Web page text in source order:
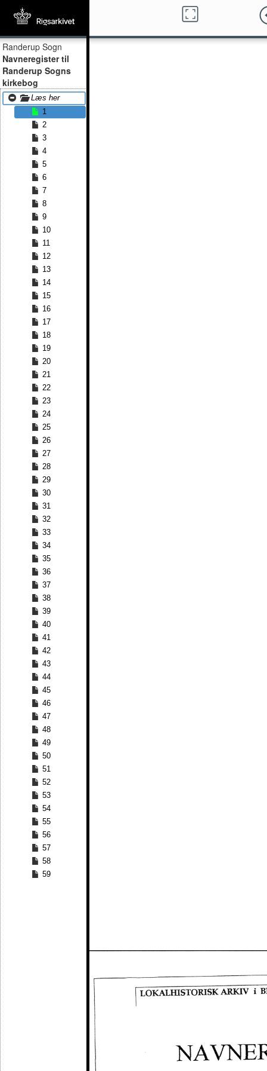
Randerup Sogn
Navneregister til
Randerup Sogns
kirkebog
Læs her
1
2
3
4
5
6
7
8
9
10
11
12
13
14
15
16
17
18
19
20
21
22
23
24
25
26
27
28
29
30
31
32
33
34
35
36
37
38
39
40
41
42
43
44
45
46
47
48
49
50
51
52
53
54
55
56
57
58
59